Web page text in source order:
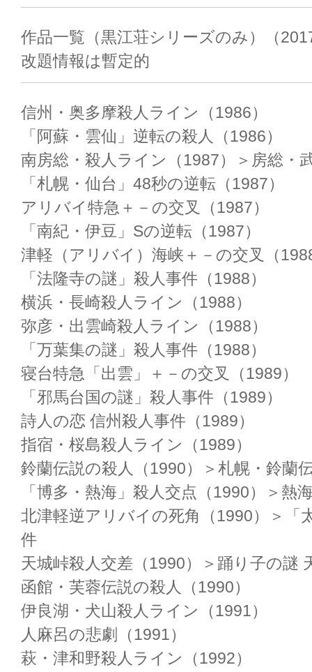
作品一覧（黒江荘シリーズのみ）（
改題情報は暫定的
信州・奥多摩殺人ライン（1986）
「阿蘇・雲仙」逆転の殺人（1986）
南房総・殺人ライン（1987）＞房総・
「札幌・仙台」48秒の逆転（1987）
アリバイ特急＋－の交叉（1987）
「南紀・伊豆」Sの逆転（1987）
津軽（アリバイ）海峡＋－の交叉（
「法隆寺の謎」殺人事件（1988）
横浜・長崎殺人ライン（1988）
弥彦・出雲崎殺人ライン（1988）
「万葉集の謎」殺人事件（1988）
寝台特急「出雲」＋－の交叉（1989）
「邪馬台国の謎」殺人事件（1989）
詩人の恋 信州殺人事件（1989）
指宿・桜島殺人ライン（1989）
鈴蘭伝説の殺人（1990）＞札幌・鈴蘭
「博多・熱海」殺人交点（1990）＞熱
北津軽逆アリバイの死角（1990）＞「
件
天城峠殺人交差（1990）＞踊り子の謎
函館・芙蓉伝説の殺人（1990）
伊良湖・犬山殺人ライン（1991）
人麻呂の悲劇（1991）
萩・津和野殺人ライン（1992）